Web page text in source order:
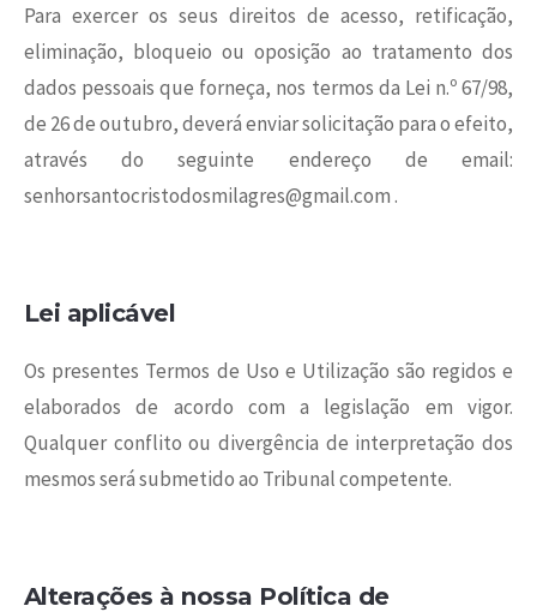
Para exercer os seus direitos de acesso, retificação,
eliminação, bloqueio ou oposição ao tratamento dos
dados pessoais que forneça, nos termos da Lei n.º 67/98,
de 26 de outubro, deverá enviar solicitação para o efeito,
através do seguinte endereço de email:
senhorsantocristodosmilagres@gmail.com .
Lei aplicável
Os presentes Termos de Uso e Utilização são regidos e
elaborados de acordo com a legislação em vigor.
Qualquer conflito ou divergência de interpretação dos
mesmos será submetido ao Tribunal competente.
Alterações à nossa Política de